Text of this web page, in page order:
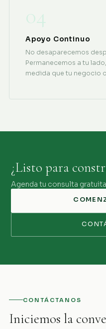
04
Apoyo Continuo
No desaparecemos
Permanecemos a tu
medida que tu negocio
¿Listo para
Agenda tu consulta
CONTÁCTANOS
Iniciemos la